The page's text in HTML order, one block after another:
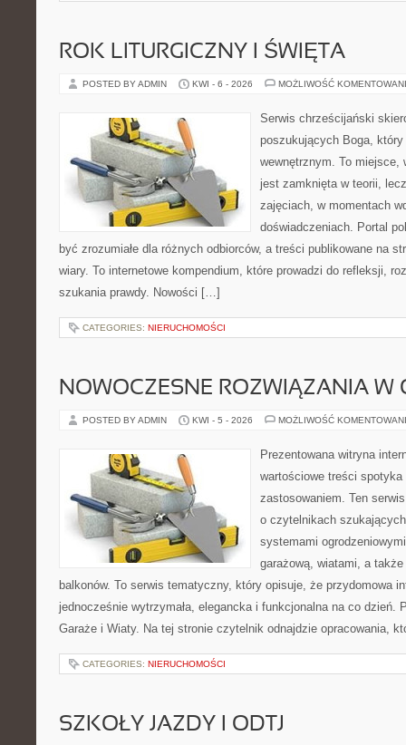
ROK LITURGICZNY I ŚWIĘTA
POSTED BY ADMIN KWI - 6 - 2026 MOŻLIWOŚĆ
Serwis chrześcijański
poszukujących Boga,
wewnętrznym. To miejsce,
jest zamknięta w teorii,
zajęciach, w momentach
doświadczeniach. Portal
być zrozumiałe dla różnych odbiorców, a treści publikowane na
wiary. To internetowe kompendium, które prowadzi do refleksji,
szukania prawdy. Nowości […]
CATEGORIES: NIERUCHOMOŚCI
NOWOCZESNE ROZWIĄZANIA W
POSTED BY ADMIN KWI - 5 - 2026 MOŻLIWOŚĆ
Prezentowana witryna
wartościowe treści
zastosowaniem. Ten
o czytelnikach
systemami
garażową, wiatami, a
balkonów. To serwis tematyczny, który opisuje, że przydomowa
jednocześnie wytrzymała, elegancka i funkcjonalna na co dzień.
Garaże i Wiaty. Na tej stronie czytelnik odnajdzie opracowania,
CATEGORIES: NIERUCHOMOŚCI
SZKOŁY JAZDY I ODTJ